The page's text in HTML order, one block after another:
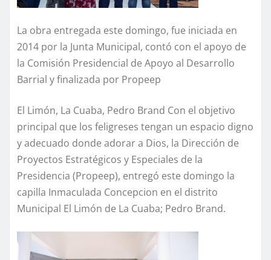
La obra entregada este domingo, fue iniciada en
2014 por la Junta Municipal, contó con el apoyo de
la Comisión Presidencial de Apoyo al Desarrollo
Barrial y finalizada por Propeep
El Limón, La Cuaba, Pedro Brand Con el objetivo
principal que los feligreses tengan un espacio digno
y adecuado donde adorar a Dios, la Dirección de
Proyectos Estratégicos y Especiales de la
Presidencia (Propeep), entregó este domingo la
capilla Inmaculada Concepcion en el distrito
Municipal El Limón de La Cuaba; Pedro Brand.